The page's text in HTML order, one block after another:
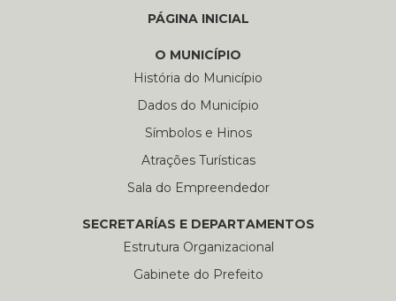
PÁGINA INICIAL
O MUNICÍPIO
História do Município
Dados do Município
Símbolos e Hinos
Atrações Turísticas
Sala do Empreendedor
SECRETARÍAS E DEPARTAMENTOS
Estrutura Organizacional
Gabinete do Prefeito